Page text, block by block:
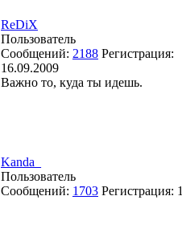
ReDiX
Пользователь
Сообщений: 2188 Регистрация:
16.09.2009
Важно то, куда ты идешь.
Kanda_
Пользователь
Сообщений: 1703 Регистрация: